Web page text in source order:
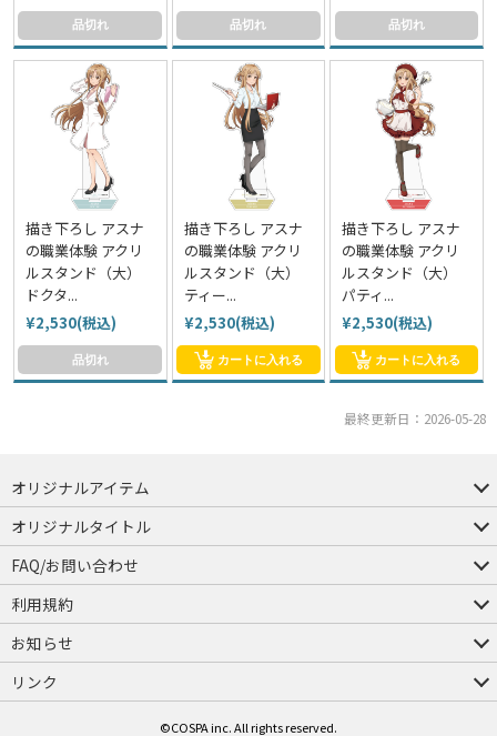
品切れ 品切れ 品切れ
描き下ろし アスナ
の職業体験 アクリ
ルスタンド（大）
ドクタ...
¥2,530(税込)
品切れ
描き下ろし アスナ
の職業体験 アクリ
ルスタンド（大）
ティー...
¥2,530(税込)
カートに入れる
描き下ろし アスナ
の職業体験 アクリ
ルスタンド（大）
パティ...
¥2,530(税込)
カートに入れる
最終更新日：2026-05-28
オリジナルアイテム
つままれ
つかまれ
ピョコッテ
オリジナルタイトル
アイテムヤ
ミスカトニック大學購買部
FAQ/お問い合わせ
FAQ
お問い合わせ
利用規約
会員規約・ポイント規約
特定商取引法に関する表示
プライバシーポリシー
お知らせ
店舗情報
採用情報
発売日変更のお知らせ
販売代理店・取扱店募集
海外のご案内（English）
リンク
©COSPA inc. All rights reserved.